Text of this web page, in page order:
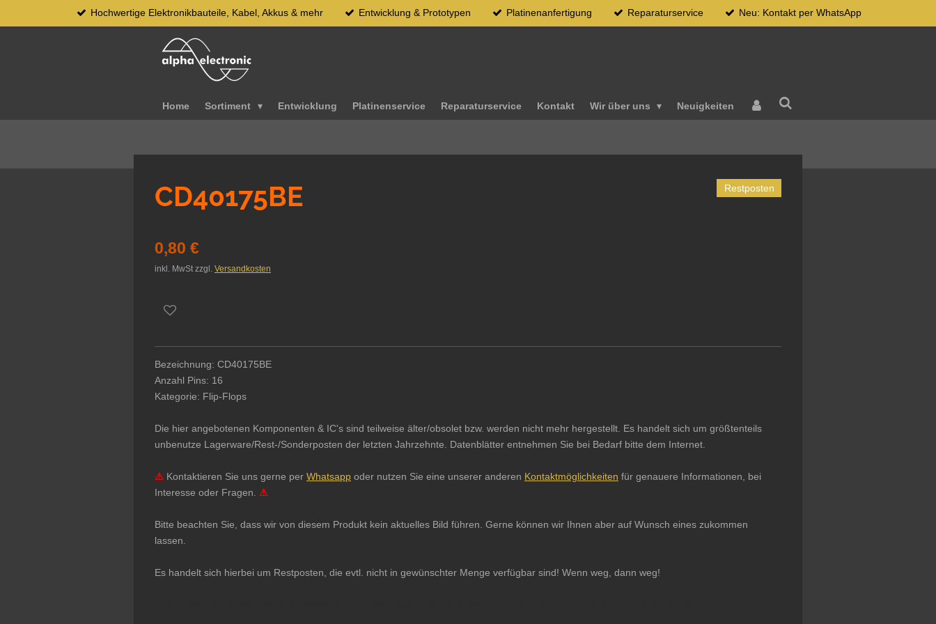
Hauptinhalt
Hochwertige Elektronikbauteile, Kabel, Akkus & mehr Entwicklung & Prototypen Platinenanfertigung Reparaturservice Neu: Kontakt per WhatsApp
Home Sortiment Entwicklung Platinenservice Reparaturservice Kontakt Wir über uns Neuigkeiten
CD40175BE Restposten
0,80 €
inkl. MwSt zzgl. Versandkosten
Bezeichnung: CD40175BE
Anzahl Pins: 16
Kategorie: Flip-Flops
Die hier angebotenen Komponenten & IC's sind teilweise älter/obsolet bzw. werden nicht mehr hergestellt. Es handelt sich um größtenteils
unbenutze Lagerware/Rest-/Sonderposten der letzten Jahrzehnte. Datenblätter entnehmen Sie bei Bedarf bitte dem Internet.
⚠ Kontaktieren Sie uns gerne per Whatsapp oder nutzen Sie eine unserer anderen Kontaktmöglichkeiten für genauere Informationen, bei
Interesse oder Fragen. ⚠
Bitte beachten Sie, dass wir von diesem Produkt kein aktuelles Bild führen. Gerne können wir Ihnen aber auf Wunsch eines zukommen
lassen.
Es handelt sich hierbei um Restposten, die evtl. nicht in gewünschter Menge verfügbar sind! Wenn weg, dann weg!